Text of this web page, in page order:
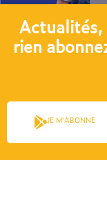
Actualités,
rien
JE M'ABONNE